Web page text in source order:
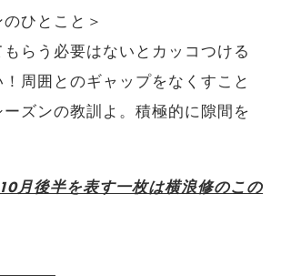
ひとこと＞
らう必要はないとカッコつける
周囲とのギャップをなくすこと
ズンの教訓よ。積極的に隙間を
月後半を表す一枚は横浪修のこの